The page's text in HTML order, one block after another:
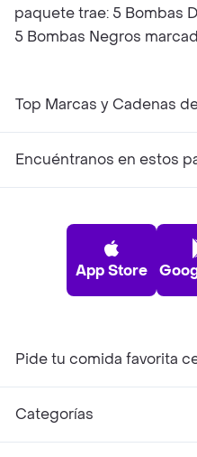
paquete trae: 5 Bombas
5 Bombas Negros
Top Marcas y Cadenas
Encuéntranos en estos
App Store
Pide tu comida favorita
Categorías